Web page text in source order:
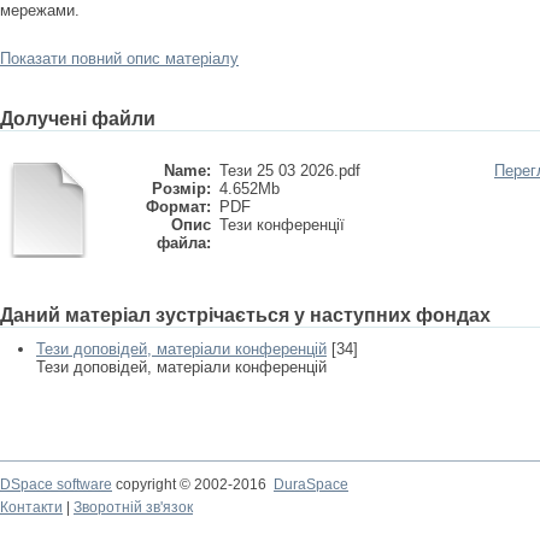
мережами.
Показати повний опис матеріалу
Долучені файли
Name: Тези 25 03 2026.pdf
Розмір: 4.652Mb
Формат:
PDF
Опис
файла:
Тези конференції
Даний матеріал зустрічається у наступних фондах
Тези доповідей, матеріали конференцій [34]
Тези доповідей, матеріали конференцій
DSpace software copyright © 2002-2016
DuraSpace
Контакти
Зворотній зв'язок